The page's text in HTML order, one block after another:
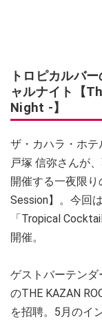
トロピカルバ
ャルナイト【
Night -】
ザ・カハラ・ホ
戸塚 信弥さんが
開催する一夜限
Session】。今回
「Tropical
開催。
ゲストバーテン
のTHE KAZAN
を招聘。5月のイ